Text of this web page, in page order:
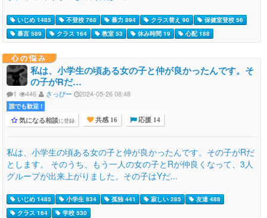
いじめ 1485 不登校 768 暴力 894 クラス替え 90
保健室登校 56
暴言 589
クラス 164 教室 53 休み時間 19 心配 188
心の悩み
私は、小学生の頃ある女の子と仲が良かったんです。そ
の子がRだ…
1 446 さっぴー 2024-05-26 08:48
誰でも歓迎 !
気になる相談に登録 共感 16 応援 14
私は、小学生の頃ある女の子と仲が良かったんです。その子がRだ
とします。 そのうち、もう一人の女の子とRが仲良くなって、3人
グループが出来上がりました。その子はYだ...
いじめ 1485 小学生 834 孤独 441 寂しい 285
友達 488
クラス 164
学校 530